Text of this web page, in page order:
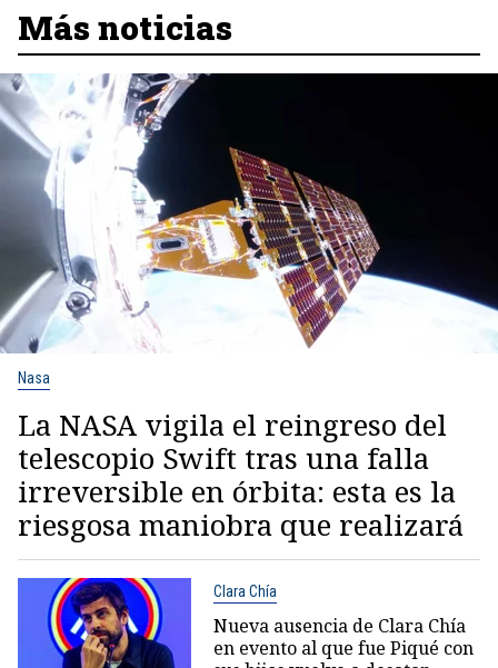
Más noticias
Nasa
La NASA vigila el reingreso del
telescopio Swift tras una falla
irreversible en órbita: esta es la
riesgosa maniobra que realizará
Clara Chía
Nueva ausencia de Clara Chía
en evento al que fue Piqué con